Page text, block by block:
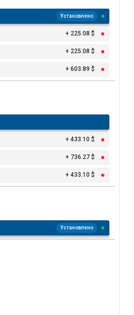
Установлено
+ 225.08 $
+ 225.08 $
+ 603.89 $
+ 433.10 $
+ 736.27 $
+ 433.10 $
Установлено